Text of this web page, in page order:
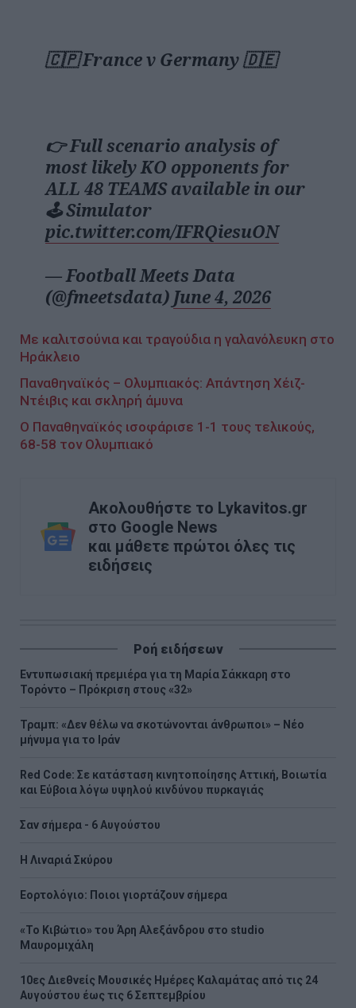
🇨🇵 France v Germany 🇩🇪
👉 Full scenario analysis of
most likely KO opponents for
ALL 48 TEAMS available in our
🕹️ Simulator
pic.twitter.com/IFRQiesuON
— Football Meets Data
(@fmeetsdata) June 4, 2026
Με καλιτσούνια και τραγούδια η γαλανόλευκη στο
Ηράκλειο
Παναθηναϊκός – Ολυμπιακός: Απάντηση Χέιζ-
Ντέιβις και σκληρή άμυνα
O Παναθηναϊκός ισοφάρισε 1-1 τους τελικούς,
68-58 τον Ολυμπιακό
Ακολουθήστε το Lykavitos.gr
στο Google News
και μάθετε πρώτοι όλες τις
ειδήσεις
Ροή ειδήσεων
Εντυπωσιακή πρεμιέρα για τη Μαρία Σάκκαρη στο
Τορόντο – Πρόκριση στους «32»
Τραμπ: «Δεν θέλω να σκοτώνονται άνθρωποι» – Νέο
μήνυμα για το Ιράν
Red Code: Σε κατάσταση κινητοποίησης Αττική, Βοιωτία
και Εύβοια λόγω υψηλού κινδύνου πυρκαγιάς
Σαν σήμερα - 6 Αυγούστου
H Λιναριά Σκύρου
Εορτολόγιο: Ποιοι γιορτάζουν σήμερα
«Το Κιβώτιο» του Άρη Αλεξάνδρου στο studio
Μαυρομιχάλη
10ες Διεθνείς Μουσικές Ημέρες Καλαμάτας από τις 24
Αυγούστου έως τις 6 Σεπτεμβρίου